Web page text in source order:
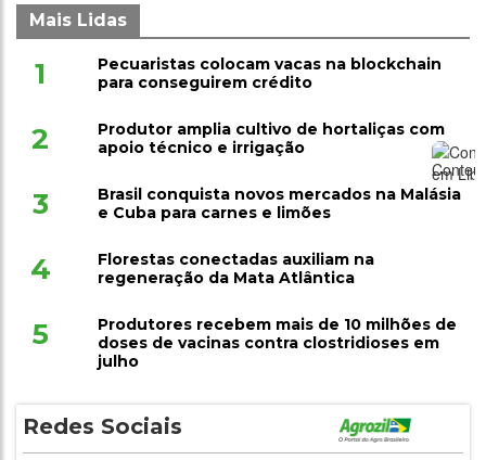
Mais Lidas
1
Pecuaristas colocam vacas na blockchain
para conseguirem crédito
2
Produtor amplia cultivo de hortaliças com
apoio técnico e irrigação
3
Brasil conquista novos mercados na Malásia
e Cuba para carnes e limões
4
Florestas conectadas auxiliam na
regeneração da Mata Atlântica
5
Produtores recebem mais de 10 milhões de
doses de vacinas contra clostridioses em
julho
Redes Sociais